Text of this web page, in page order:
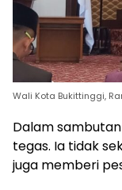
Wali Kota Bukittinggi,
Dalam
tegas. Ia tidak
juga memberi